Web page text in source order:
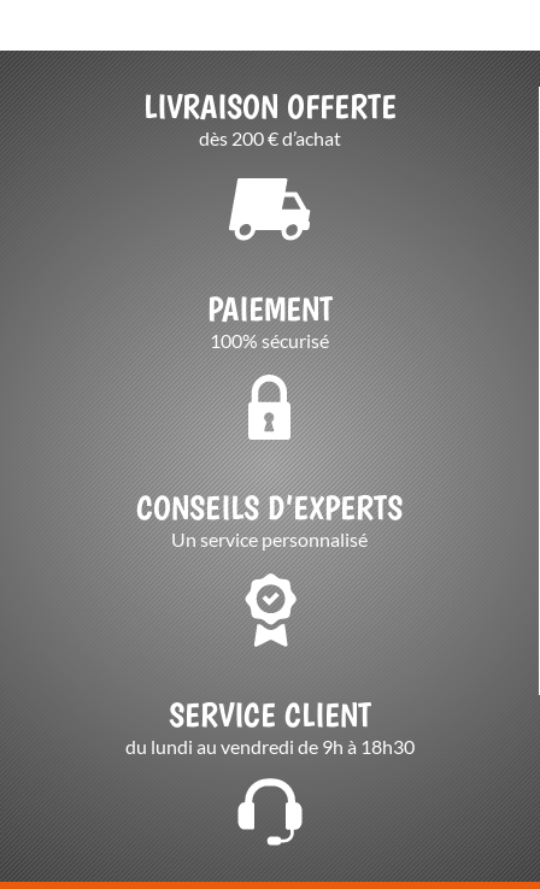
LIVRAISON OFFERTE
dès 200 € d’achat
PAIEMENT
100% sécurisé
CONSEILS D’EXPERTS
Un service personnalisé
SERVICE CLIENT
du lundi au vendredi de 9h à 18h30